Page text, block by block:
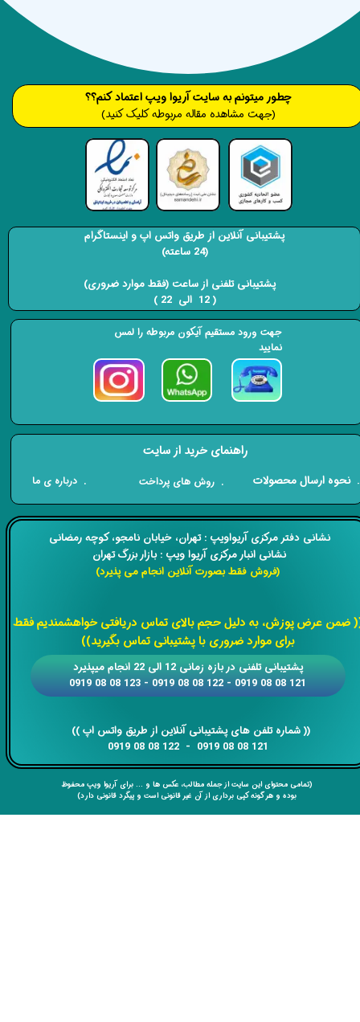
​​نشانی دفتر مرکزی آریواویپ : تهران، خیابان نامجو،کوچه رمضانی
نشانی انبار مرکزی آریوا ویپ : بازار بزرگ تهران
(فروش فقط بصورت آنلاین انجام می پذیرد)
ضمن عرض پوزش، به دلیل حجم بالای تماس دریافتی خواهشمندیم فقط
برای موارد ضروری با پشتیبانی تماس بگیرید))
​​​​​​​​​​​​​​(( ​​​​​​​شماره تلفن های پشتیبانی آنلاین از طریق واتس اپ ))
​​​​​​​121 08 08 0919 - 122 08 08 0919
​​پشتیبانی تلفنی در بازه زمانی 12 الی 22 انجام میپذیرد
121 08 08 0919 - 122 08 08 0919 - 123 08 08 0919
(تمامی محتوای این سایت از جمله مطالب، عکس ها و ... برای آریوا ویپ محفوظ
بوده و هر گونه کپی برداری از آن غیر قانونی است و پیگرد قانونی دارد)
​​​چطور میتونم به سایت آریوا ویپ اعتماد کنم؟؟
(جهت مشاهده مقاله مربوطه کلیک کنید)
راهنمای خرید از سایت
​. نحوه ارسال محصولات . روش های پرداخت . درباره ی ما
پشتیبانی آنلاین از طریق واتس اپ و اینستاگرام
(24 ساعته)
​​​​​​​ پشتیبانی تلفنی از ساعت (فقط موارد ضروری)
( 12 الی 22 ) ​​​​​​​
جهت ورود مستقیم آیکون مربوطه را لمس
نمایید